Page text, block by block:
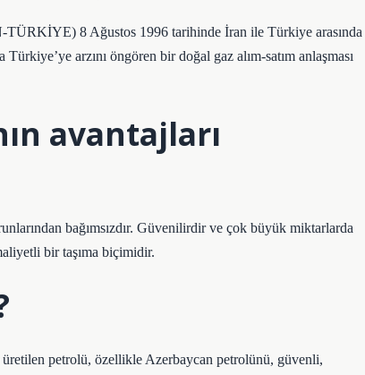
8 Ağustos 1996 tarihinde İran ile Türkiye arasında
arzını öngören bir doğal gaz alım-satım anlaşması
avantajları
bağımsızdır. Güvenilirdir ve çok büyük miktarlarda
bir taşıma biçimidir.
petrolü, özellikle Azerbaycan petrolünü, güvenli,